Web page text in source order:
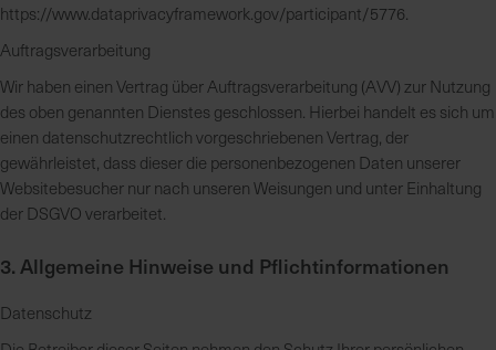
https://www.dataprivacyframework.gov/participant/5776.
Auftragsverarbeitung
Wir haben einen Vertrag über Auftragsverarbeitung (AVV) zur Nutzung
des oben genannten Dienstes geschlossen. Hierbei handelt es sich um
einen datenschutzrechtlich vorgeschriebenen Vertrag, der
gewährleistet, dass dieser die personenbezogenen Daten unserer
Websitebesucher nur nach unseren Weisungen und unter Einhaltung
der DSGVO verarbeitet.
3. Allgemeine Hinweise und Pflicht­informationen
Datenschutz